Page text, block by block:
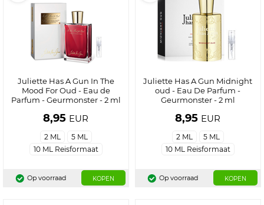
Juliette Has A Gun In The
Mood For Oud - Eau de
Parfum - Geurmonster - 2 ml
8,95 EUR
2 ML
5 ML
10 ML Reisformaat
Op voorraad KOPEN
Juliette Has A Gun Midnight
oud - Eau De Parfum -
Geurmonster - 2 ml
8,95 EUR
2 ML
5 ML
10 ML Reisformaat
Op voorraad KOPEN